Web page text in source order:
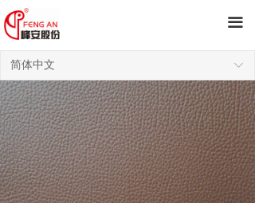
끀
ꀅ
简体中文